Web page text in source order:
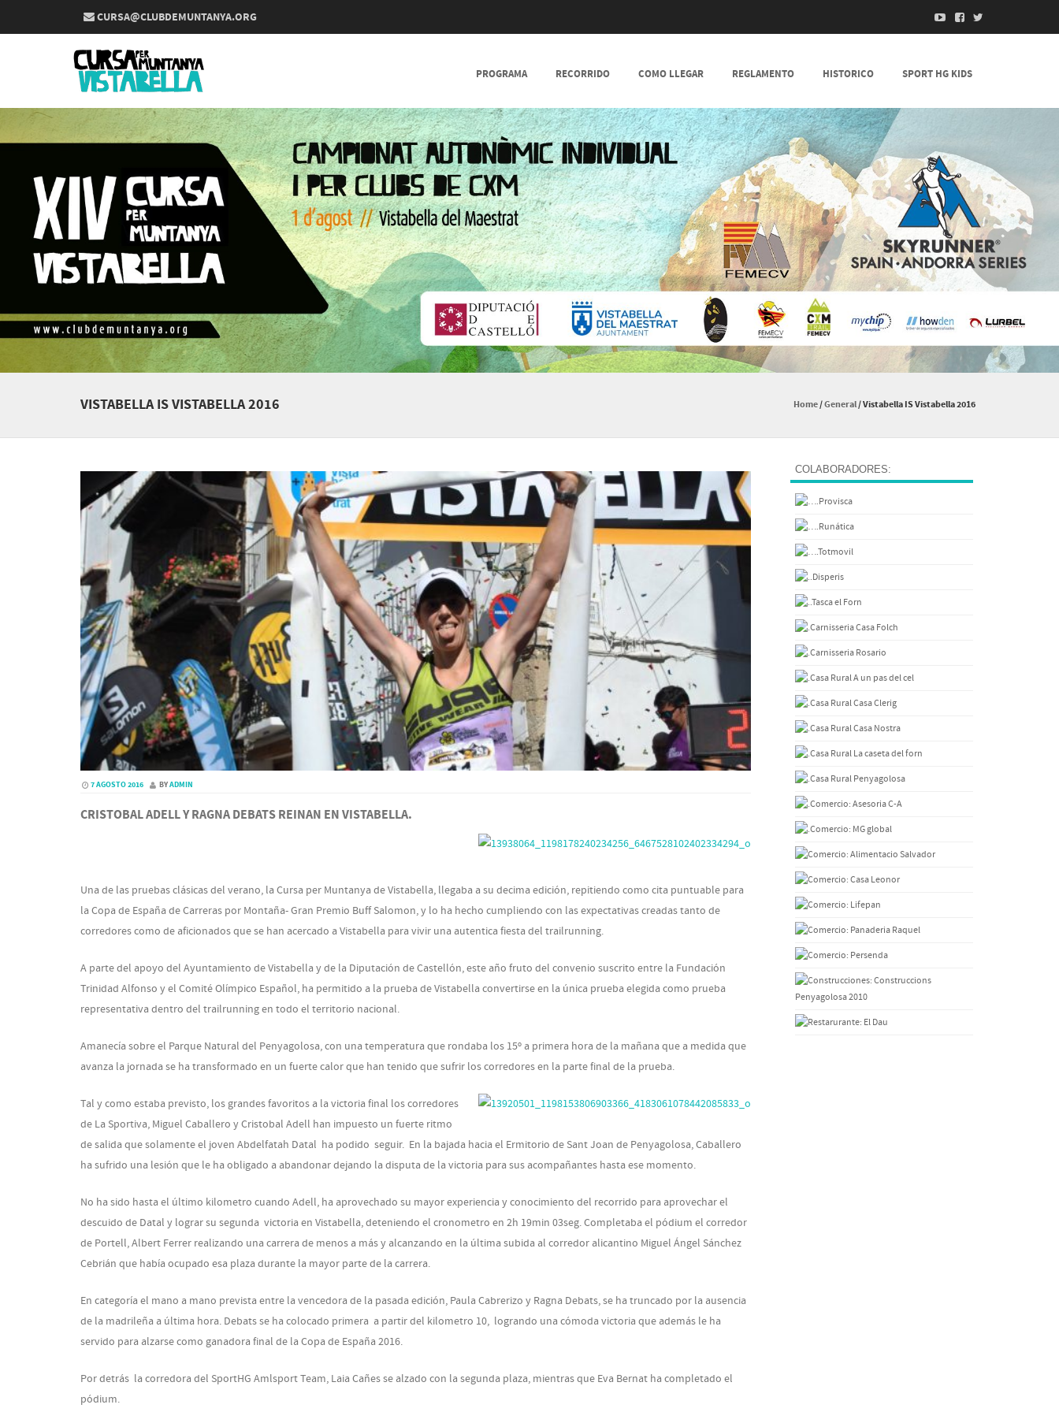
CURSA@CLUBDEMUNTANYA.ORG
PROGRAMA RECORRIDO COMO LLEGAR REGLAMENTO HISTORICO SPORT HG KIDS
VISTABELLA IS VISTABELLA 2016 Home/General/Vistabella IS Vistabella 2016
7 AGOSTO 2016 BYADMIN
CRISTOBAL ADELL Y RAGNA DEBATS REINAN EN VISTABELLA.
Una de las pruebas clásicas del verano, la Cursa per Muntanya de Vistabella, llegaba a su decima edición, repitiendo como cita puntuable para
la Copa de España de Carreras por Montaña- Gran Premio Buff Salomon, y lo ha hecho cumpliendo con las expectativas creadas tanto de
corredores como de aficionados que se han acercado a Vistabella para vivir una autentica fiesta del trailrunning.
A parte del apoyo del Ayuntamiento de Vistabella y de la Diputación de Castellón, este año fruto del convenio suscrito entre la Fundación
Trinidad Alfonso y el Comité Olímpico Español, ha permitido a la prueba de Vistabella convertirse en la única prueba elegida como prueba
representativa dentro del trailrunning en todo el territorio nacional.
Amanecía sobre el Parque Natural del Penyagolosa, con una temperatura que rondaba los 15º a primera hora de la mañana que a medida que
avanza la jornada se ha transformado en un fuerte calor que han tenido que sufrir los corredores en la parte final de la prueba.
Tal y como estaba previsto, los grandes favoritos a la victoria final los corredores
de La Sportiva, Miguel Caballero y Cristobal Adell han impuesto un fuerte ritmo
de salida que solamente el joven Abdelfatah Datal ha podido seguir. En la bajada hacia el Ermitorio de Sant Joan de Penyagolosa, Caballero
ha sufrido una lesión que le ha obligado a abandonar dejando la disputa de la victoria para sus acompañantes hasta ese momento.
No ha sido hasta el último kilometro cuando Adell, ha aprovechado su mayor experiencia y conocimiento del recorrido para aprovechar el
descuido de Datal y lograr su segunda victoria en Vistabella, deteniendo el cronometro en 2h 19min 03seg. Completaba el pódium el corredor
de Portell, Albert Ferrer realizando una carrera de menos a más y alcanzando en la última subida al corredor alicantino Miguel Ángel Sánchez
Cebrián que había ocupado esa plaza durante la mayor parte de la carrera.
En categoría el mano a mano prevista entre la vencedora de la pasada edición, Paula Cabrerizo y Ragna Debats, se ha truncado por la ausencia
de la madrileña a última hora. Debats se ha colocado primera a partir del kilometro 10, logrando una cómoda victoria que además le ha
servido para alzarse como ganadora final de la Copa de España 2016.
Por detrás la corredora del SportHG Amlsport Team, Laia Cañes se alzado con la segunda plaza, mientras que Eva Bernat ha completado el
pódium.
COLABORADORES: